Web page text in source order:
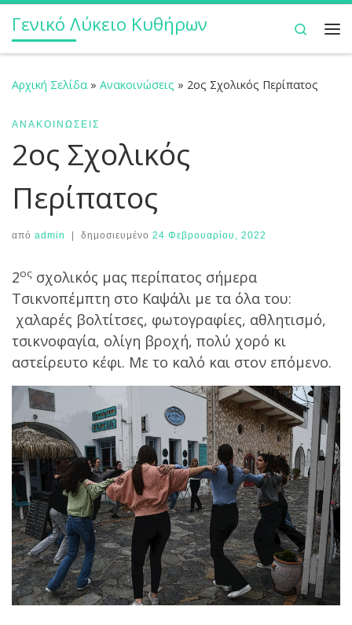
Μετάβαση στο περιεχόμενο
Γενικό Λύκειο Κυθήρων
Search
Αρχική Σελίδα » Ανακοινώσεις » 2ος Σχολικός Περίπατος
ΑΝΑΚΟΙΝΏΣΕΙΣ
2ος Σχολικός
Περίπατος
από admin | δημοσιευμένο 24 Φεβρουαρίου, 2022
2ος σχολικός μας περίπατος σήμερα
Τσικνοπέμπτη στο Καψάλι με τα όλα του:
χαλαρές βολτίτσες, φωτογραφίες, αθλητισμό,
τσικνοφαγία, ολίγη βροχή, πολύ χορό κι
αστείρευτο κέφι. Με το καλό και στον επόμενο.